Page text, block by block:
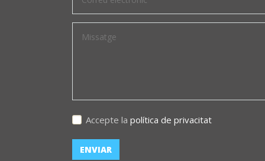
Accepte la política de privacitat